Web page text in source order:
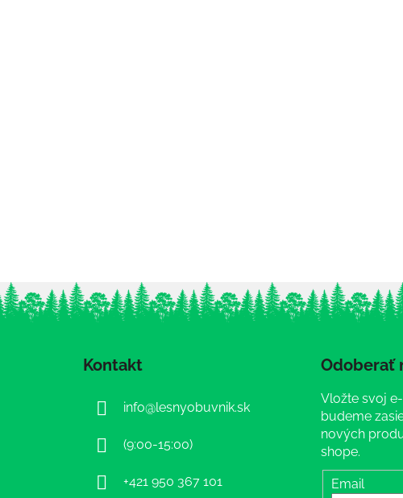
Kontakt
info@lesnyobuvnik.sk
(9:00-15:00)
+421 950 367 101
Odoberať
Vložte svoj
budeme
nových
shope.
Email